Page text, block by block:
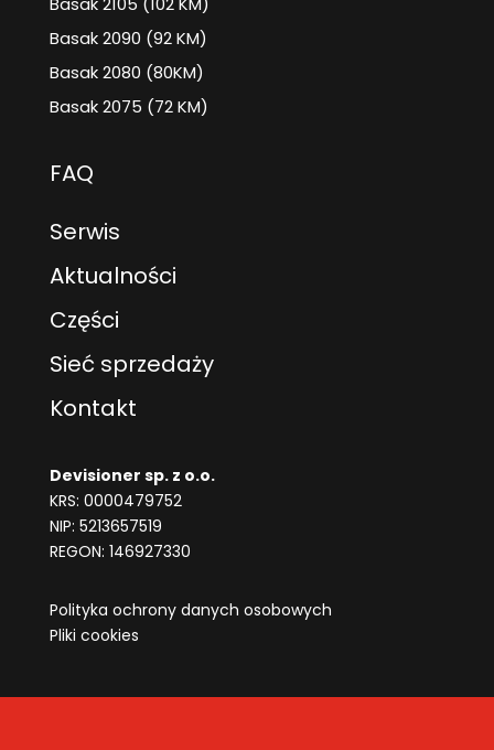
Basak 2090 (92 KM)
Basak 2080 (80KM)
Basak 2075 (72 KM)
FAQ
Serwis
Aktualności
Części
Sieć sprzedaży
Kontakt
Devisioner sp. z o.o.
KRS: 0000479752
NIP: 5213657519
REGON: 146927330
Polityka ochrony danych osobowych
Pliki cookies